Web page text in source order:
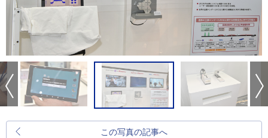
この写真の記事へ